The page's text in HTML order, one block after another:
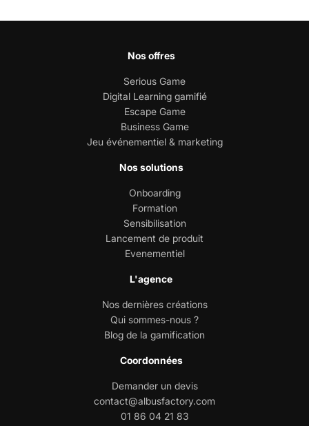
Nos offres
Serious Game
Digital Learning gamifié
Escape Game
Business Game
Jeu événementiel & marketing
Nos solutions
Onboarding
Formation
Sensibilisation
Lancement de produit
Evenementiel
L'agence
Nos dernières créations
Qui sommes-nous ?
Blog de la gamification
Coordonnées
Demander un devis
contact@albusfactory.com
01 86 04 21 83